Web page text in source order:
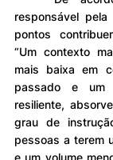
responsável
pontos
“Um contexto
mais baixa em
passado e um
resiliente,
grau de
pessoas a terem
e um volume